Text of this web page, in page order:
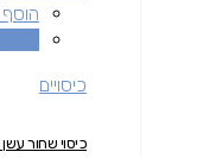
כיסויים